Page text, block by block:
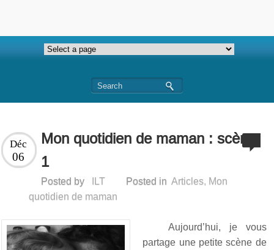
Mon quotidien de maman : scène
1
Déc
06
Posted by ILT Posted in Articles, Mon
quotidien de maman
Aujourd’hui, je vous
partage une petite scène de